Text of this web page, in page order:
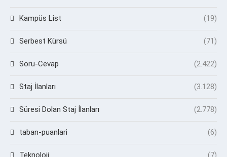
Kampüs List (19)
Serbest Kürsü (71)
Soru-Cevap (2.422)
Staj İlanları (3.128)
Süresi Dolan Staj İlanları (2.778)
taban-puanlari (6)
Teknoloji (7)